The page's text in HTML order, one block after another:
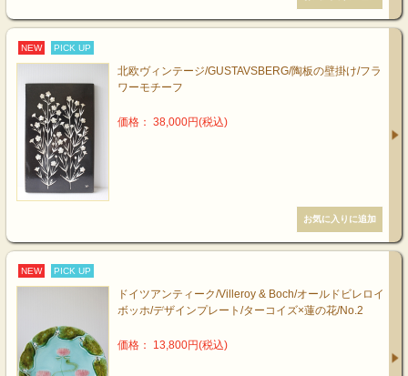
NEW PICK UP
北欧ヴィンテージ/GUSTAVSBERG/陶板の壁掛け/フラ
ワーモチーフ
価格： 38,000円(税込)
NEW PICK UP
ドイツアンティーク/Villeroy & Boch/オールドビレロイ
ボッホ/デザインプレート/ターコイズ×蓮の花/No.2
価格： 13,800円(税込)